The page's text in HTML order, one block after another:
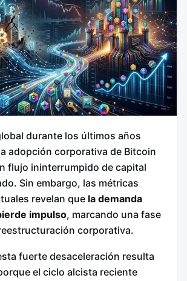
durante los últimos años
adopción corporativa de Bitcoin
flujo ininterrumpido de capital
Sin embargo, las métricas
revelan que la demanda
impulso, marcando una fase
corporativa.
fuerte desaceleración resulta
el ciclo alcista reciente